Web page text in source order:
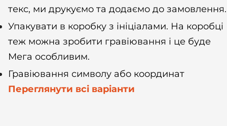
текс, ми друкуємо та додаємо до замовлення.
Упакувати в коробку з ініціалами. На коробці
теж можна зробити гравіювання і це буде
Мега особливим.
Гравіювання символу або координат
Переглянути всі варіанти